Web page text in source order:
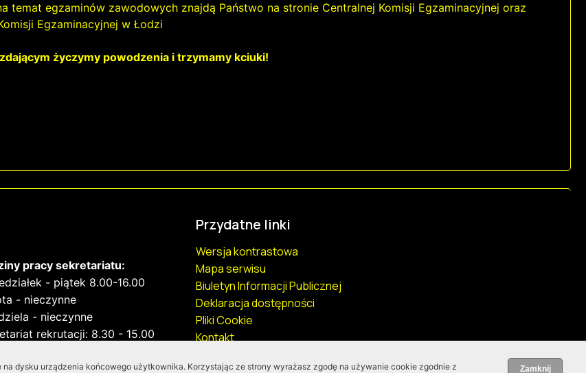
temat egzaminów zawodowych znajdą Państwo na stronie Centralnej Komisji Egzaminacyjnej oraz
Egzaminacyjnej w Łodzi
życzymy powodzenia i trzymamy kciuki!
pracy sekretariatu:
- piątek 8.00-16.00
- nieczynne
- nieczynne
rekrutacji: 8.30 - 15.00
Przydatne linki
Wersja kontrastowa
Mapa serwisu
Biuletyn Informacji Publicznej
Deklaracja dostępności
Pliki Cookie
Kontakt
dysku urządzenia końcowego użytkownika. Korzystając ze strony wyrażasz zgodę na używanie cookie zgodnie z